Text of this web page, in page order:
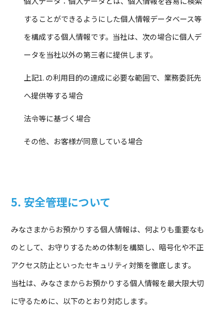
することができるようにした個人情報データベース等
を構成する個人情報です。当社は、次の場合に個人デ
ータを当社以外の第三者に提供します。
上記1. の利用目的の達成に必要な範囲で、業務委託先
へ提供等する場合
法令等に基づく場合
その他、お客様が同意している場合
5. 安全管理について
みなさまからお預かりする個人情報は、何よりも重要なも
のとして、お守りするための体制を構築し、暗号化や不正
アクセス防止といったセキュリティ対策を徹底します。
当社は、みなさまからお預かりする個人情報を最大限大切
に守るために、以下のとおり対応します。